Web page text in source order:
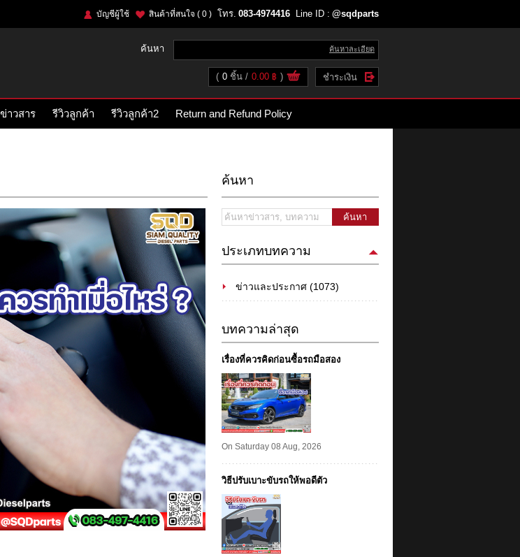
โทร. 083-4974416 Line ID : @sqdparts
สินค้าที่สนใจ ( 0 )
บัญชีผู้ใช้
ค้นหา ค้นหาละเอียด
( 0 ชิ้น 0.00 ฿ ) ชำระเงิน
ข่าวสาร รีวิวลูกค้า รีวิวลูกค้า2 Return and Refund Policy
ค้นหา
ค้นหา
ประเภทบทความ
ข่าวและประกาศ (1073)
บทความล่าสุด
เรื่องที่ควรคิดก่อนซื้อรถมือสอง
On Saturday 08 Aug, 2026
วิธีปรับเบาะขับรถให้พอดีตัว